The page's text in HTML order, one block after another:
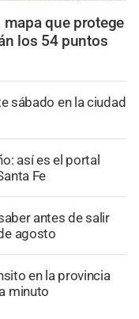
mapa que protege
los 54 puntos
sábado en la ciudad
así es el portal
Fe
antes de salir
agosto
en la provincia
minuto